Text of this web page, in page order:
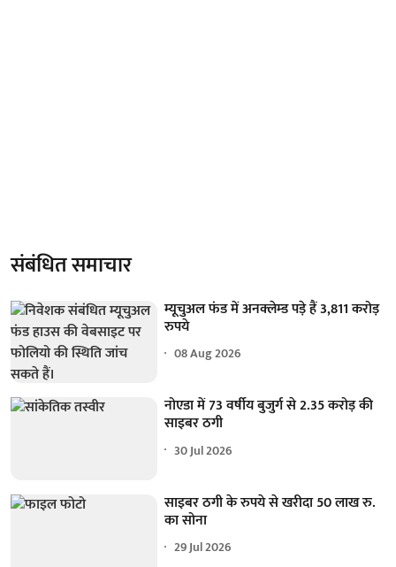
संबंधित समाचार
म्यूचुअल फंड में अनक्लेम्ड पड़े हैं 3,811 करोड़
रुपये
08 Aug 2026
नोएडा में 73 वर्षीय बुजुर्ग से 2.35 करोड़ की
साइबर ठगी
30 Jul 2026
साइबर ठगी के रुपये से खरीदा 50 लाख रु.
का सोना
29 Jul 2026